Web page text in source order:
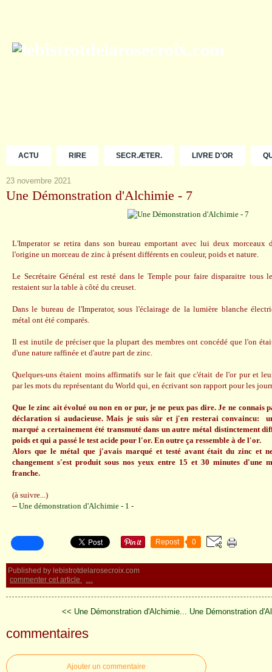
ACTU RIRE SECR.ÆTER. LIVRE D'OR
23 novembre 2021
Une Démonstration d'Alchimie - 7
L'Imperator se retira dans son bureau emportant avec lui deux morceaux
l'origine un morceau de zinc à présent différents en couleur, poids et nature.
Le Secrétaire Général est resté dans le Temple pour faire disparaitre tous
restaient sur la table à côté du creuset.
Dans le bureau de l'Imperator, sous l'éclairage de la lumière blanche
métal ont été comparés.
Il est inutile de préciser que la plupart des membres ont concédé que l'on
d'une nature raffinée et d'autre part de zinc.
Quelques-uns étaient moins affirmatifs sur le fait que c'était de l'or pur et
par les mots du représentant du World qui, en écrivant son rapport pour les
Que le zinc ait évolué ou non en or pur, je ne peux pas dire. Je ne connais
déclaration si audacieuse. Mais je suis sûr et j'en resterai convaincu:
marqué a certainement été transmuté dans un autre métal distinctement
poids et qui a passé le test acide pour l'or. En outre ça ressemble à de l'or.
Alors que le métal que j'avais marqué et testé avant était du zinc et
changement s'est produit sous nos yeux entre 15 et 30 minutes d'une
franche.
(à suivre...)
-- Une démonstration d'Alchimie - 1 -
Repost 0
Published by lebistrotdelarosecroix.com
commenter cet article
…
<< Une Démonstration d'Alchimie... Une Démonstration
commentaires
Ajouter un commentaire